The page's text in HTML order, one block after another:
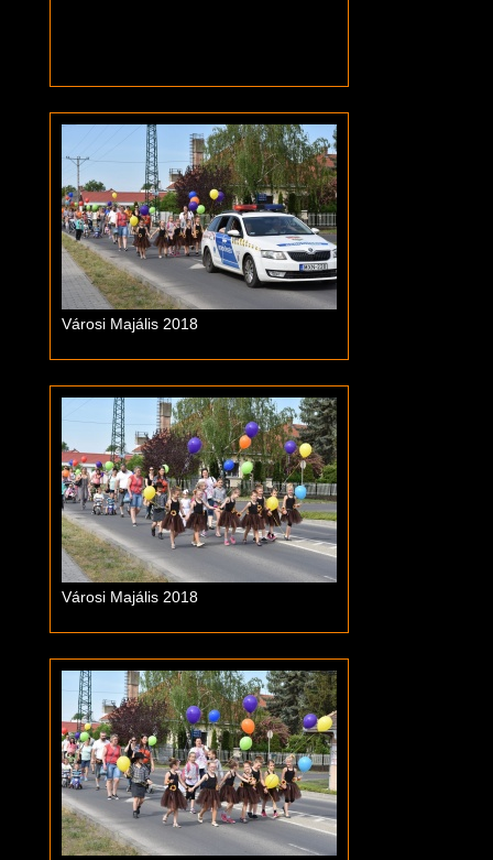
Városi Majális 2018
Városi Majális 2018